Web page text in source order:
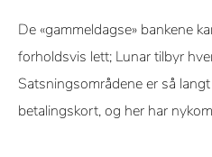
De «gammeldagse» bankene
forholdsvis lett; Lunar tilbyr
Satsningsområdene er så
betalingskort, og her har